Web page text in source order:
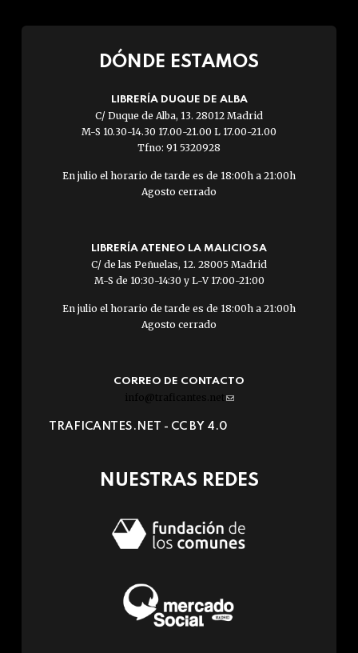
DÓNDE ESTAMOS
LIBRERÍA DUQUE DE ALBA
C/ Duque de Alba, 13. 28012 Madrid
M-S 10.30-14.30 17.00-21.00 L 17.00-21.00
Tfno: 91 5320928
En julio el horario de tarde es de 18:00h a 21:00h
Agosto cerrado
LIBRERÍA ATENEO LA MALICIOSA
C/ de las Peñuelas, 12. 28005 Madrid
M-S de 10:30-14:30 y L-V 17:00-21:00
En julio el horario de tarde es de 18:00h a 21:00h
Agosto cerrado
CORREO DE CONTACTO
info@traficantes.net (link
e-
TRAFICANTES.NET - CC BY 4.0
NUESTRAS REDES